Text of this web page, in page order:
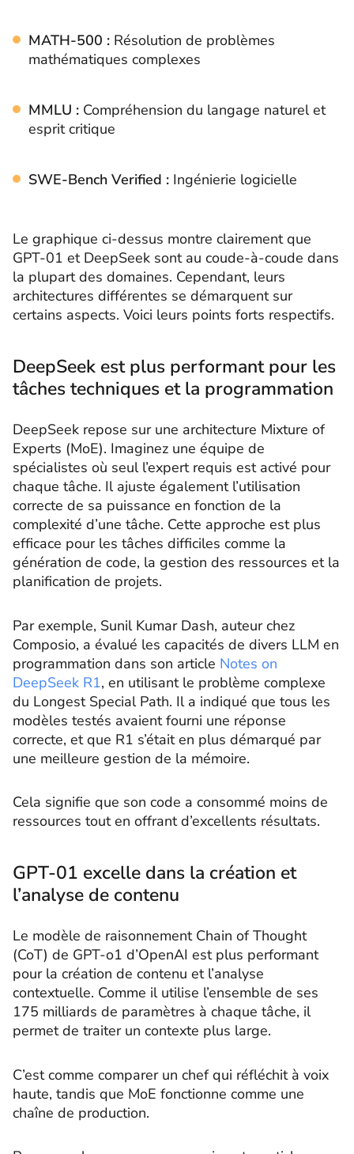
MATH-500 : Résolution de problèmes
mathématiques complexes
MMLU : Compréhension du langage naturel et
esprit critique
SWE-Bench Verified : Ingénierie logicielle
Le graphique ci-dessus montre clairement que
GPT-01 et DeepSeek sont au coude-à-coude dans
la plupart des domaines. Cependant, leurs
architectures différentes se démarquent sur
certains aspects. Voici leurs points forts respectifs.
DeepSeek est plus performant pour les
tâches techniques et la programmation
DeepSeek repose sur une architecture Mixture of
Experts (MoE). Imaginez une équipe de
spécialistes où seul l’expert requis est activé pour
chaque tâche. Il ajuste également l’utilisation
correcte de sa puissance en fonction de la
complexité d’une tâche. Cette approche est plus
efficace pour les tâches difficiles comme la
génération de code, la gestion des ressources et la
planification de projets.
Par exemple, Sunil Kumar Dash, auteur chez
Composio, a évalué les capacités de divers LLM en
programmation dans son article Notes on
DeepSeek R1, en utilisant le problème complexe
du Longest Special Path. Il a indiqué que tous les
modèles testés avaient fourni une réponse
correcte, et que R1 s’était en plus démarqué par
une meilleure gestion de la mémoire.
Cela signifie que son code a consommé moins de
ressources tout en offrant d’excellents résultats.
GPT-01 excelle dans la création et
l’analyse de contenu
Le modèle de raisonnement Chain of Thought
(CoT) de GPT-o1 d’OpenAI est plus performant
pour la création de contenu et l’analyse
contextuelle. Comme il utilise l’ensemble de ses
175 milliards de paramètres à chaque tâche, il
permet de traiter un contexte plus large.
C’est comme comparer un chef qui réfléchit à voix
haute, tandis que MoE fonctionne comme une
chaîne de production.